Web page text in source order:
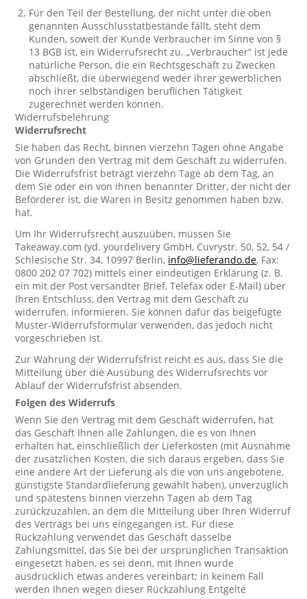
Für den Teil der Bestellung, der nicht unter die oben
genannten Ausschlusstatbestände fällt, steht dem
Kunden, soweit der Kunde Verbraucher im Sinne von §
13 BGB ist, ein Widerrufsrecht zu. „Verbraucher“ ist jede
natürliche Person, die ein Rechtsgeschäft zu Zwecken
abschließt, die überwiegend weder ihrer gewerblichen
noch ihrer selbständigen beruflichen Tätigkeit
zugerechnet werden können.
Widerrufsbelehrung
Widerrufsrecht
Sie haben das Recht, binnen vierzehn Tagen ohne Angabe
von Gründen den Vertrag mit dem Geschäft zu widerrufen.
Die Widerrufsfrist beträgt vierzehn Tage ab dem Tag, an
dem Sie oder ein von Ihnen benannter Dritter, der nicht der
Beförderer ist, die Waren in Besitz genommen haben bzw.
hat.
Um Ihr Widerrufsrecht auszuüben, müssen Sie
Takeaway.com (yd. yourdelivery GmbH, Cuvrystr. 50, 52, 54 /
Schlesische Str. 34, 10997 Berlin, info@lieferando.de, Fax:
0800 202 07 702) mittels einer eindeutigen Erklärung (z. B.
ein mit der Post versandter Brief, Telefax oder E-Mail) über
Ihren Entschluss, den Vertrag mit dem Geschäft zu
widerrufen, informieren. Sie können dafür das beigefügte
Muster-Widerrufsformular verwenden, das jedoch nicht
vorgeschrieben ist.
Zur Wahrung der Widerrufsfrist reicht es aus, dass Sie die
Mitteilung über die Ausübung des Widerrufsrechts vor
Ablauf der Widerrufsfrist absenden.
Folgen des Widerrufs
Wenn Sie den Vertrag mit dem Geschäft widerrufen, hat
das Geschäft Ihnen alle Zahlungen, die es von Ihnen
erhalten hat, einschließlich der Lieferkosten (mit Ausnahme
der zusätzlichen Kosten, die sich daraus ergeben, dass Sie
eine andere Art der Lieferung als die von uns angebotene,
günstigste Standardlieferung gewählt haben), unverzüglich
und spätestens binnen vierzehn Tagen ab dem Tag
zurückzuzahlen, an dem die Mitteilung über Ihren Widerruf
des Vertrags bei uns eingegangen ist. Für diese
Rückzahlung verwendet das Geschäft dasselbe
Zahlungsmittel, das Sie bei der ursprünglichen Transaktion
eingesetzt haben, es sei denn, mit Ihnen wurde
ausdrücklich etwas anderes vereinbart; in keinem Fall
werden Ihnen wegen dieser Rückzahlung Entgelte